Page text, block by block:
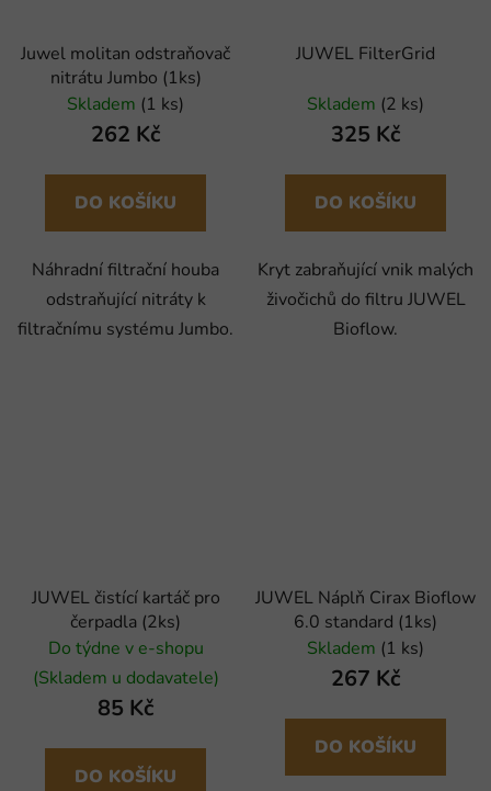
Juwel molitan odstraňovač
nitrátu Jumbo (1ks)
Skladem (1 ks)
262 Kč
DO KOŠÍKU
Náhradní filtrační houba
odstraňující nitráty k
filtračnímu systému Jumbo.
JUWEL FilterGrid
Skladem (2 ks)
325 Kč
DO KOŠÍKU
Kryt zabraňující vnik malých
živočichů do filtru JUWEL
Bioflow.
JUWEL čistící kartáč pro
čerpadla (2ks)
Do týdne v e-shopu
(Skladem u dodavatele)
85 Kč
DO KOŠÍKU
JUWEL Náplň Cirax Bioflow
6.0 standard (1ks)
Skladem (1 ks)
267 Kč
DO KOŠÍKU